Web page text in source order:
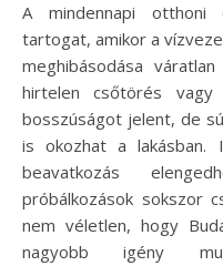
A mindennapi otthoni élet számos olyan helyzetet
tartogat, amikor a
meghibásodása
hirtelen csőtörés
bosszúságot jelent, de
is okozhat a lakásban.
beavatkozás
próbálkozások sokszor
nem véletlen, hogy
nagyobb igény